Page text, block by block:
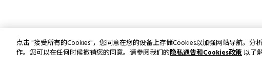
点击 "接受所有的Cookies"，您同意在您的设备上存储Cookies以加强网站导航，分
作。您可以在任何时候撤销您的同意。请参阅我们的隐私通告和Cookies政策以了